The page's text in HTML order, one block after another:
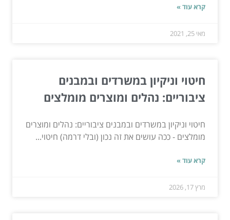
קרא עוד »
מאי 25, 2021
חיטוי וניקיון במשרדים ובמבנים
ציבוריים: נהלים ומוצרים מומלצים
חיטוי וניקיון במשרדים ובמבנים ציבוריים: נהלים ומוצרים
מומלצים - ככה עושים את זה נכון (ובלי דרמה) חיטוי...
קרא עוד »
מרץ 17, 2026